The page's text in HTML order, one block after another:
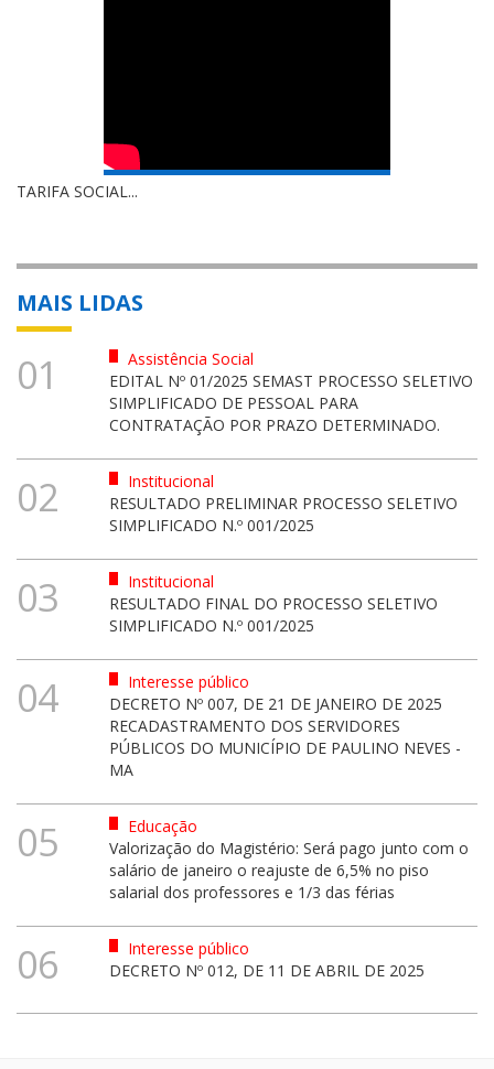
TARIFA SOCIAL...
MAIS LIDAS
01
Assistência Social
EDITAL Nº 01/2025 SEMAST PROCESSO SELETIVO
SIMPLIFICADO DE PESSOAL PARA
CONTRATAÇÃO POR PRAZO DETERMINADO.
02
Institucional
RESULTADO PRELIMINAR PROCESSO SELETIVO
SIMPLIFICADO N.º 001/2025
03
Institucional
RESULTADO FINAL DO PROCESSO SELETIVO
SIMPLIFICADO N.º 001/2025
04
Interesse público
DECRETO Nº 007, DE 21 DE JANEIRO DE 2025
RECADASTRAMENTO DOS SERVIDORES
PÚBLICOS DO MUNICÍPIO DE PAULINO NEVES -
MA
05
Educação
Valorização do Magistério: Será pago junto com o
salário de janeiro o reajuste de 6,5% no piso
salarial dos professores e 1/3 das férias
06
Interesse público
DECRETO Nº 012, DE 11 DE ABRIL DE 2025